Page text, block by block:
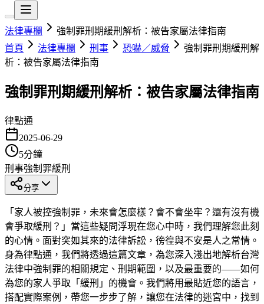
法律專欄
強制罪刑期緩刑解析：被告家屬法律指南
首頁
法律專欄 刑事 恐嚇／威脅
強制罪刑期緩刑解
析：被告家屬法律指南
強制罪刑期緩刑解析：被告家屬法律指南
律點通
2025-06-29
5分鐘
刑事強制罪緩刑
分享
「家人被控強制罪，未來會怎麼樣？會不會坐牢？還有沒有機
會爭取緩刑？」當這些疑問浮現在您心中時，我們理解您此刻
的心情。面對突如其來的法律訴訟，徬徨與不安是人之常情。
身為律點通，我們將透過這篇文章，為您深入淺出地解析台灣
法律中強制罪的相關規定、刑期範圍，以及最重要的——如何
為您的家人爭取「緩刑」的機會。我們將用最貼近您的語言，
搭配實際案例，帶您一步步了解，讓您在法律的迷宮中，找到